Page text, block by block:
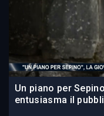
Un piano per
entusiasma il